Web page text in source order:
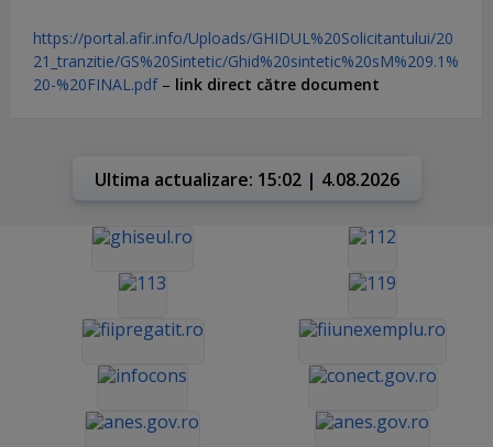
https://portal.afir.info/Uploads/GHIDUL%20Solicitantului/20
21_tranzitie/GS%20Sintetic/Ghid%20sintetic%20sM%209.1%
20-%20FINAL.pdf– link direct către document
Ultima actualizare: 15:02 | 4.08.2026